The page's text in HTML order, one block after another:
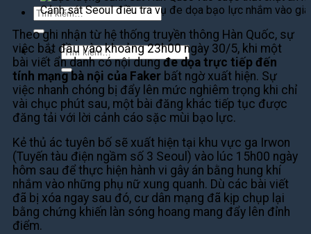
Tìm
kiếm:
Tìm
kiếm:
Cảnh sát Seoul điều tra vụ đe dọa bạo lực nhắm vào
Theo ghi nhận từ hệ thống truyền thông Hàn Quốc, sự
việc bắt đầu vào khoảng 23h00 ngày 30/5, khi một
bài viết ẩn danh có nội dungđe dọa trực tiếp đến
tính mạng bà nội của Faker bất ngờ xuất hiện. Sự
việc nhanh chóng bị đẩy lên mức nghiêm trọng khi chỉ
vài chục phút sau, một bài đăng khác tiếp tục được
đăng tải với lời cảnh cáo sặc mùi bạo lực.
Kẻ thủ ác tuyên bố sẽ xuất hiện tại khu vực ga Irwon
(Tuyến tàu điện ngầm số 3 Seoul) vào lúc 15h00 ngày
hôm sau để thực hiện hành vi gây án bằng hung khí
nhắm vào những phụ nữ xung quanh. Dù các bài viết
đã bị xóa ngay sau đó, cư dân mạng đã kịp chụp lại
bằng chứng khiến làn sóng hoang mang đẩy lên đỉnh
điểm.